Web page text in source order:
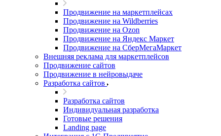
Продвижение на маркетплейсах
Продвижение на Wildberries
Продвижение на Ozon
Продвижение на Яндекс Маркет
Продвижение на СберМегаМаркет
Внешняя реклама для маркетплейсов
Продвижение сайтов
Продвижение в нейровыдаче
Разработка сайтов
Разработка сайтов
Индивидуальная разработка
Готовые решения
Landing page